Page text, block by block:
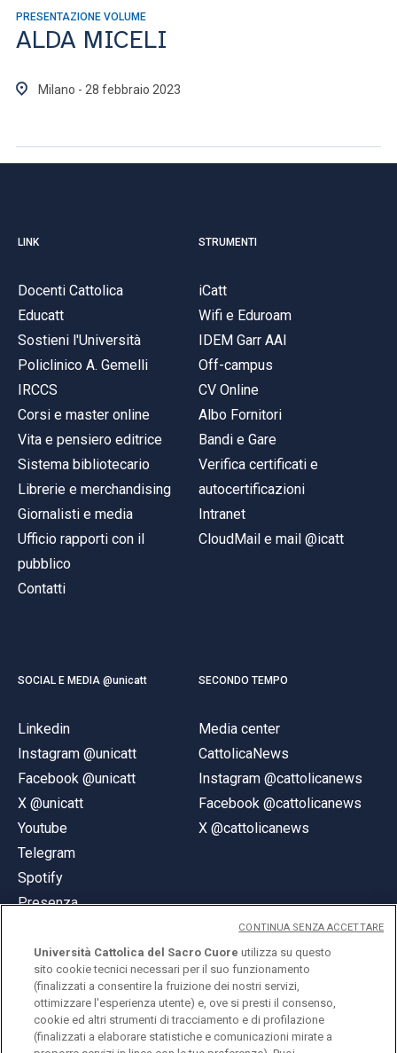
PRESENTAZIONE VOLUME
ALDA MICELI
Milano - 28 febbraio 2023
LINK
Docenti Cattolica
Educatt
Sostieni l'Università
Policlinico A. Gemelli
IRCCS
Corsi e master online
Vita e pensiero editrice
Sistema bibliotecario
Librerie e merchandising
Giornalisti e media
Ufficio rapporti con il
pubblico
Contatti
STRUMENTI
iCatt
Wifi e Eduroam
IDEM Garr AAI
Off-campus
CV Online
Albo Fornitori
Bandi e Gare
Verifica certificati e
autocertificazioni
Intranet
CloudMail e mail @icatt
SOCIAL E MEDIA @unicatt
Linkedin
Instagram @unicatt
Facebook @unicatt
X @unicatt
Youtube
Telegram
Spotify
Presenza
SECONDO TEMPO
Media center
CattolicaNews
Instagram @cattolicanews
Facebook @cattolicanews
X @cattolicanews
© Università Cattolica del Sacro Cuore
Largo A. Gemelli 1, 20123 Milano
Università Cattolica del Sacro Cuore utilizza su questo
sito cookie tecnici necessari per il suo funzionamento
(finalizzati a consentire la fruizione dei nostri servizi,
ottimizzare l'esperienza utente) e, ove si presti il consenso,
cookie ed altri strumenti di tracciamento e di profilazione
(finalizzati a elaborare statistiche e comunicazioni mirate a
CONTINUA SENZA ACCETTARE